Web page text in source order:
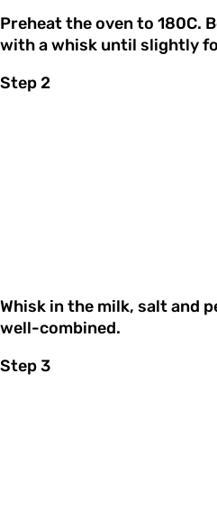
Preheat the oven to 180C.
with a whisk until slightly
Step 2
Whisk in the milk, salt and
well-combined.
Step 3